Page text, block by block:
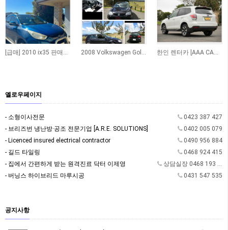
[급매] 2010 ix35 판매합니다 2008 Volkswagen Golf TDI Automatic 한인 렌터카 [AAA CAR RENTAL]
옐로우페이지
- 소형이사전문
0423 387 427
- 브리즈번 냉난방·공조 전문기업 [A.R.E. SOLUTIONS]
0402 005 079
- Licenced insured electrical contractor
0490 956 884
- 길드 타일링
0468 924 415
- 집에서 간편하게 받는 원격진료 닥터 이제영
상담실장 0468 193 362
- 버닝스 하이브리드 마루시공
0431 547 535
공지사항